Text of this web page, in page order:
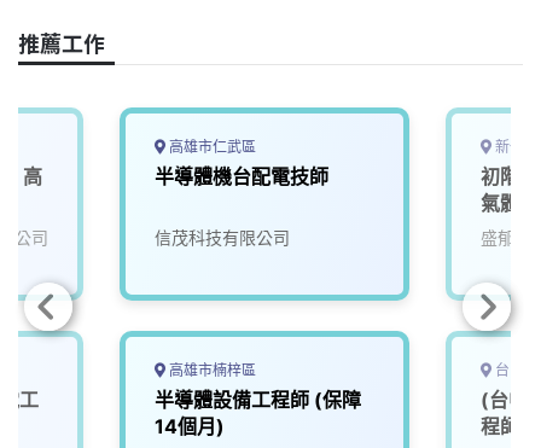
推薦工作
高
公司
工
高雄市仁武區
半導體機台配電技師
信茂科技有限公司
高雄市楠梓區
半導體設備工程師 (保障
14個月)
新竹
初階
氣體
盛郁實
台中
(台中)
程師